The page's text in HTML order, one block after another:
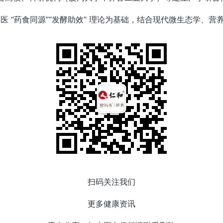
“药食同源”“发酵助效” 理论为基础，结合现代微生态学、营
扫码关注我们
更多健康资讯